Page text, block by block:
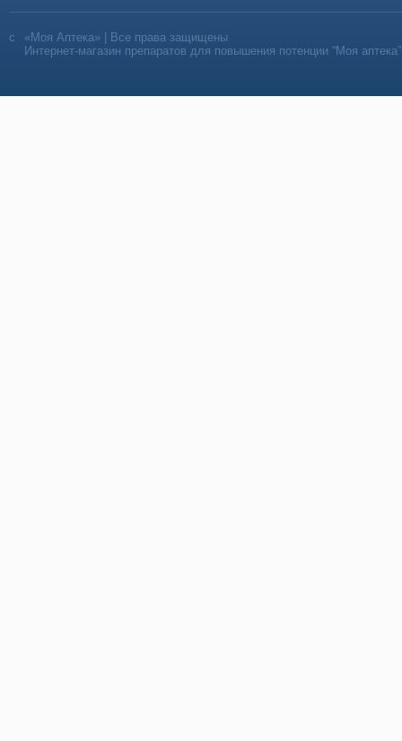
«Моя Аптека» | Все права защищены
Интернет-магазин препаратов для повышения потенции “Моя